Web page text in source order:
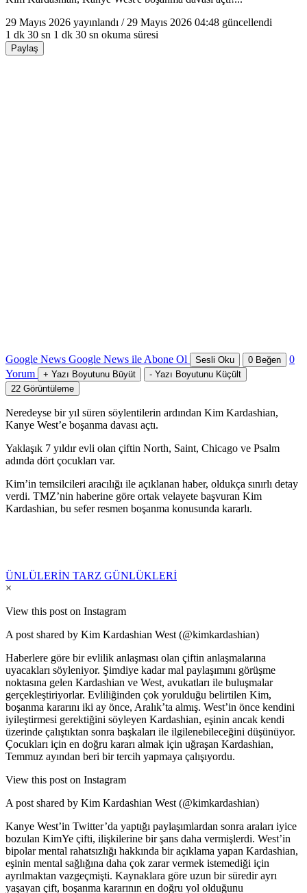
29 Mayıs 2026 yayınlandı / 29 Mayıs 2026 04:48 güncellendi
1 dk 30 sn 1 dk 30 sn okuma süresi
Paylaş
Google News Google News ile Abone Ol Sesli Oku 0 Beğen
0
Yorum
+ Yazı Boyutunu Büyüt - Yazı Boyutunu Küçült
22 Görüntüleme
Neredeyse bir yıl süren söylentilerin ardından Kim Kardashian,
Kanye West’e boşanma davası açtı.
Yaklaşık 7 yıldır evli olan çiftin North, Saint, Chicago ve Psalm
adında dört çocukları var.
Kim’in temsilcileri aracılığı ile açıklanan haber, oldukça sınırlı detay
verdi. TMZ’nin haberine göre ortak velayete başvuran Kim
Kardashian, bu sefer resmen boşanma konusunda kararlı.
ÜNLÜLERİN TARZ GÜNLÜKLERİ
×
View this post on Instagram
A post shared by Kim Kardashian West (@kimkardashian)
Haberlere göre bir evlilik anlaşması olan çiftin anlaşmalarına
uyacakları söyleniyor. Şimdiye kadar mal paylaşımını görüşme
noktasına gelen Kardashian ve West, avukatları ile buluşmalar
gerçekleştiriyorlar. Evliliğinden çok yorulduğu belirtilen Kim,
boşanma kararını iki ay önce, Aralık’ta almış. West’in önce kendini
iyileştirmesi gerektiğini söyleyen Kardashian, eşinin ancak kendi
üzerinde çalıştıktan sonra başkaları ile ilgilenebileceğini düşünüyor.
Çocukları için en doğru kararı almak için uğraşan Kardashian,
Temmuz ayından beri bir tercih yapmaya çalışıyordu.
View this post on Instagram
A post shared by Kim Kardashian West (@kimkardashian)
Kanye West’in Twitter’da yaptığı paylaşımlardan sonra araları iyice
bozulan KimYe çifti, ilişkilerine bir şans daha vermişlerdi. West’in
bipolar mental rahatsızlığı hakkında bir açıklama yapan Kardashian,
eşinin mental sağlığına daha çok zarar vermek istemediği için
ayrılmaktan vazgeçmişti. Kaynaklara göre uzun bir süredir ayrı
yaşayan çift, boşanma kararının en doğru yol olduğunu